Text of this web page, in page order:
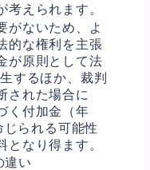
考えられます。
がないため、よ
的な権利を主張
が原則として法
するほか、裁判
された場合に
く付加金（年
じられる可能性
となり得ます。
違い